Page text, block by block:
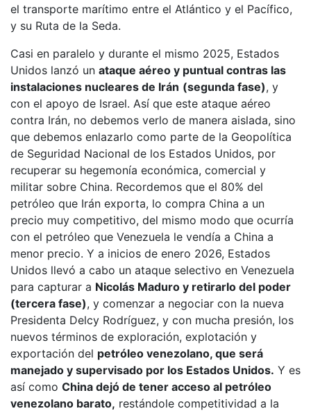
el transporte marítimo entre el Atlántico y el Pacífico,
y su Ruta de la Seda.
Casi en paralelo y durante el mismo 2025, Estados
Unidos lanzó un ataque aéreo y puntual contras las
instalaciones nucleares de Irán (segunda fase), y
con el apoyo de Israel. Así que este ataque aéreo
contra Irán, no debemos verlo de manera aislada, sino
que debemos enlazarlo como parte de la Geopolítica
de Seguridad Nacional de los Estados Unidos, por
recuperar su hegemonía económica, comercial y
militar sobre China. Recordemos que el 80% del
petróleo que Irán exporta, lo compra China a un
precio muy competitivo, del mismo modo que ocurría
con el petróleo que Venezuela le vendía a China a
menor precio. Y a inicios de enero 2026, Estados
Unidos llevó a cabo un ataque selectivo en Venezuela
para capturar a Nicolás Maduro y retirarlo del poder
(tercera fase), y comenzar a negociar con la nueva
Presidenta Delcy Rodríguez, y con mucha presión, los
nuevos términos de exploración, explotación y
exportación del petróleo venezolano, que será
manejado y supervisado por los Estados Unidos. Y es
así como China dejó de tener acceso al petróleo
venezolano barato, restándole competitividad a la